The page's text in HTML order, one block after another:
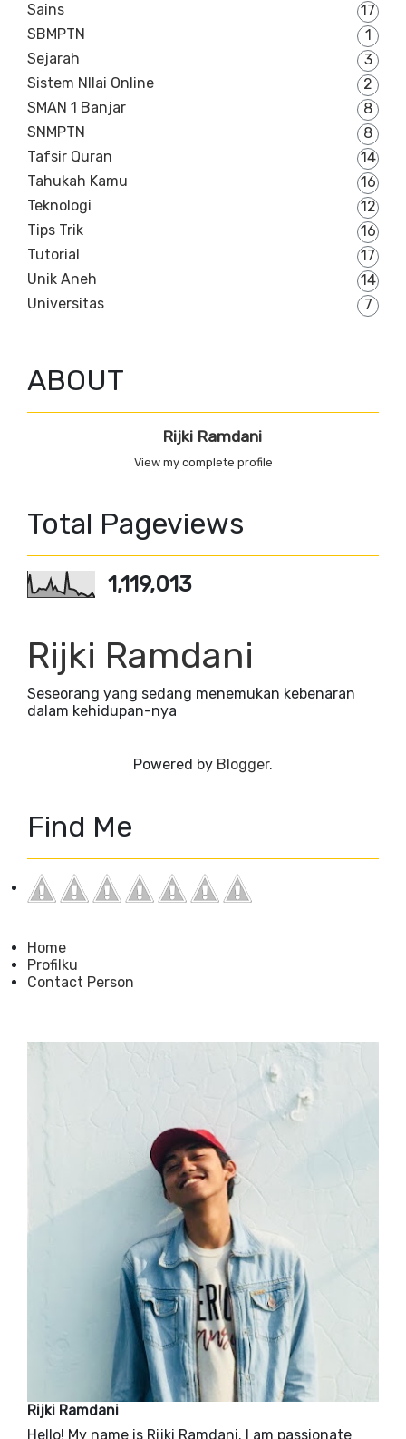
Sains
17
SBMPTN
1
Sejarah
3
Sistem NIlai Online
2
SMAN 1 Banjar
8
SNMPTN
8
Tafsir Quran
14
Tahukah Kamu
16
Teknologi
12
Tips Trik
16
Tutorial
17
Unik Aneh
14
Universitas
7
ABOUT
Rijki Ramdani
View my complete profile
Total Pageviews
1,119,013
Rijki Ramdani
Seseorang yang sedang menemukan kebenaran
dalam kehidupan-nya
Powered by Blogger.
Find Me
Home
Profilku
Contact Person
Rijki Ramdani
Hello! My name is Rijki Ramdani. I am passionate